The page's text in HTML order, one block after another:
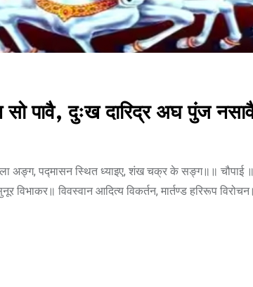
पावै, दुःख दारिद्र अघ पुंज
अङ्ग, पद्मासन स्थित ध्याइए, शंख चक्र के सङ्ग॥॥ चौपाई
विभाकर॥ विवस्वान आदित्य विकर्तन, मार्तण्ड हरिरूप